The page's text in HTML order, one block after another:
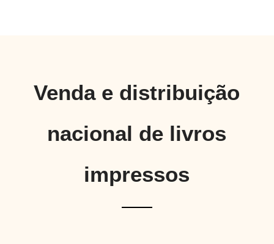
Venda e distribuição
nacional de livros
impressos